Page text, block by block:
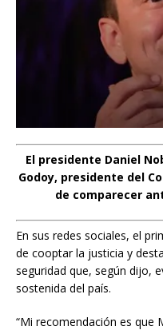
El presidente Daniel
Godoy, presidente del
de comparecer
En sus redes sociales, el
de cooptar la justicia y
seguridad que, según dijo,
sostenida del país.
“Mi recomendación es que